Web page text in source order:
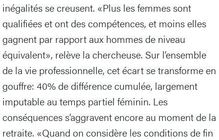
inégalités se creusent. «Plus les femmes sont
qualifiées et ont des compétences, et moins elles
gagnent par rapport aux hommes de niveau
équivalent», relève la chercheuse. Sur l’ensemble
de la vie professionnelle, cet écart se transforme en
gouffre: 40% de différence cumulée, largement
imputable au temps partiel féminin. Les
conséquences s’aggravent encore au moment de la
retraite. «Quand on considère les conditions de fin